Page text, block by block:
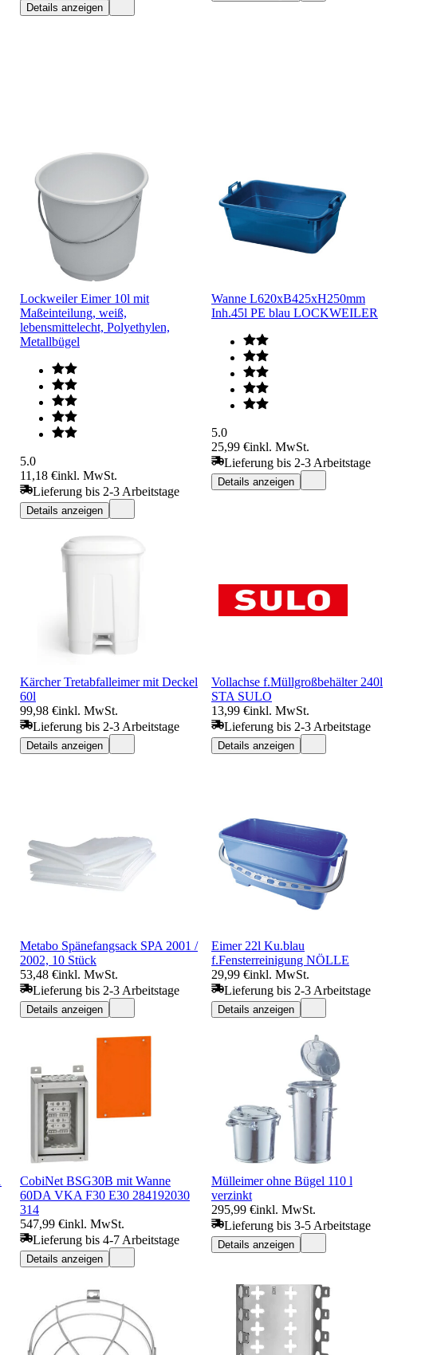
Details anzeigen
Lockweiler Eimer 10l mit
Maßeinteilung, weiß,
lebensmittelecht, Polyethylen,
Metallbügel
5.0
11,18 €inkl. MwSt.
Lieferung bis 2-3 Arbeitstage
Details anzeigen
Wanne L620xB425xH250mm
Inh.45l PE blau LOCKWEILER
5.0
25,99 €inkl. MwSt.
Lieferung bis 2-3 Arbeitstage
Details anzeigen
Kärcher Tretabfalleimer mit Deckel
60l
99,98 €inkl. MwSt.
Lieferung bis 2-3 Arbeitstage
Details anzeigen
Vollachse f.Müllgroßbehälter 240l
STA SULO
13,99 €inkl. MwSt.
Lieferung bis 2-3 Arbeitstage
Details anzeigen
Metabo Spänefangsack SPA 2001 /
2002, 10 Stück
53,48 €inkl. MwSt.
Lieferung bis 2-3 Arbeitstage
Details anzeigen
Eimer 22l Ku.blau
f.Fensterreinigung NÖLLE
29,99 €inkl. MwSt.
Lieferung bis 2-3 Arbeitstage
Details anzeigen
CobiNet BSG30B mit Wanne
60DA VKA F30 E30 284192030
314
547,99 €inkl. MwSt.
Lieferung bis 4-7 Arbeitstage
Details anzeigen
Mülleimer ohne Bügel 110 l
verzinkt
295,99 €inkl. MwSt.
Lieferung bis 3-5 Arbeitstage
Details anzeigen